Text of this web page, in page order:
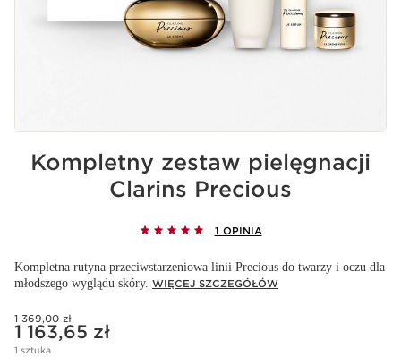
Kompletny zestaw pielęgnacji
Clarins Precious
1 OPINIA
Kompletna rutyna przeciwstarzeniowa linii Precious do twarzy i oczu dla
młodszego wyglądu skóry. WIĘCEJ SZCZEGÓŁÓW
Poprzednia cena 1 369,00 zł1 369,00 zł
Aktualna cena 1 163,65 zł
1 163,65 zł
1 sztuka